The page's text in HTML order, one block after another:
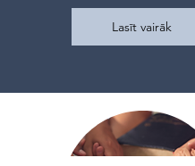
Lasīt vairāk